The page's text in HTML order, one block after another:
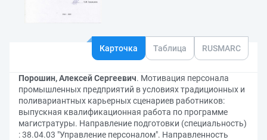
Карточка Таблица RUSMARC
Порошин, Алексей Сергеевич. Мотивация персонала
промышленных предприятий в условиях традиционных и
поливариантных карьерных сценариев работников:
выпускная квалификационная работа по программе
магистратуры. Направление подготовки (специальность)
: 38.04.03 "Управление персоналом". Направленность